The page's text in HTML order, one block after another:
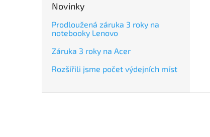
Novinky
Prodloužená záruka 3 roky na
notebooky Lenovo
Záruka 3 roky na Acer
Rozšířili jsme počet výdejních míst